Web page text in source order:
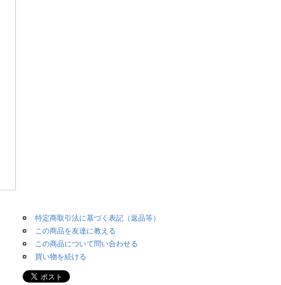
特定商取引法に基づく表記（返品等）
この商品を友達に教える
この商品について問い合わせる
買い物を続ける